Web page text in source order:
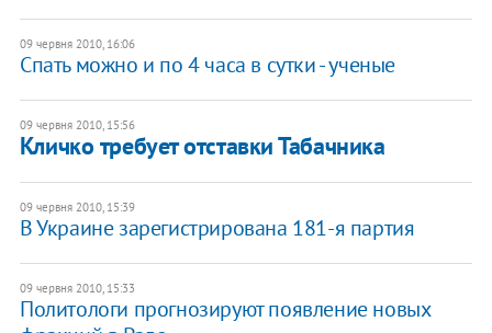
09 червня 2010, 16:06
Спать можно и по 4 часа в сутки - ученые
09 червня 2010, 15:56
Кличко требует отставки Табачника
09 червня 2010, 15:39
В Украине зарегистрирована 181-я партия
09 червня 2010, 15:33
Политологи прогнозируют появление новых